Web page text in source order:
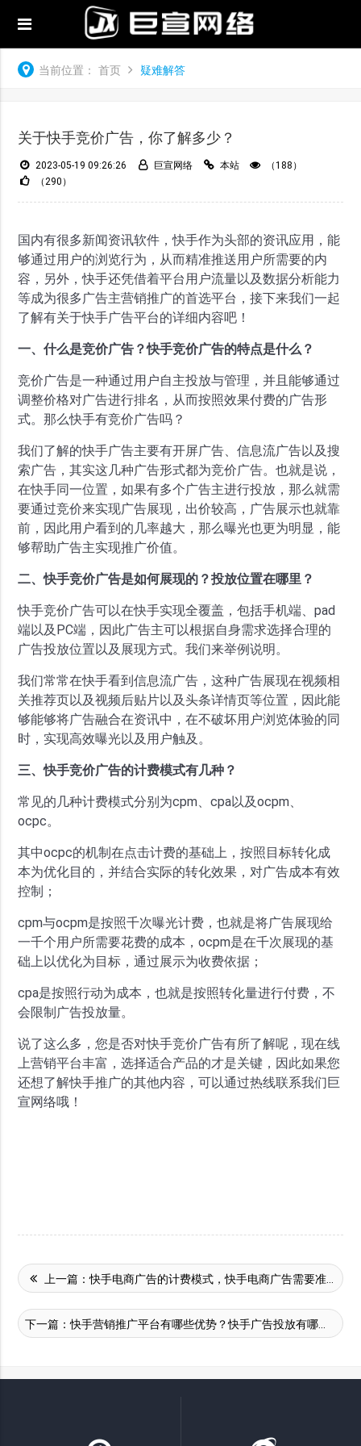
当前位置： 首页 疑难解答
关于快手竞价广告，你了解多少？
2023-05-19 09:26:26 巨宣网络 本站
（188）
（290）
国内有很多新闻资讯软件，快手作为头部的资讯应用，能
够通过用户的浏览行为，从而精准推送用户所需要的内
容，另外，快手还凭借着平台用户流量以及数据分析能力
等成为很多广告主营销推广的首选平台，接下来我们一起
了解有关于快手广告平台的详细内容吧！
一、什么是竞价广告？快手竞价广告的特点是什么？
竞价广告是一种通过用户自主投放与管理，并且能够通过
调整价格对广告进行排名，从而按照效果付费的广告形
式。那么快手有竞价广告吗？
我们了解的快手广告主要有开屏广告、信息流广告以及搜
索广告，其实这几种广告形式都为竞价广告。也就是说，
在快手同一位置，如果有多个广告主进行投放，那么就需
要通过竞价来实现广告展现，出价较高，广告展示也就靠
前，因此用户看到的几率越大，那么曝光也更为明显，能
够帮助广告主实现推广价值。
二、快手竞价广告是如何展现的？投放位置在哪里？
快手竞价广告可以在快手实现全覆盖，包括手机端、pad
端以及PC端，因此广告主可以根据自身需求选择合理的
广告投放位置以及展现方式。我们来举例说明。
我们常常在快手看到信息流广告，这种广告展现在视频相
关推荐页以及视频后贴片以及头条详情页等位置，因此能
够能够将广告融合在资讯中，在不破坏用户浏览体验的同
时，实现高效曝光以及用户触及。
三、快手竞价广告的计费模式有几种？
常见的几种计费模式分别为cpm、cpa以及ocpm、
ocpc。
其中ocpc的机制在点击计费的基础上，按照目标转化成
本为优化目的，并结合实际的转化效果，对广告成本有效
控制；
cpm与ocpm是按照千次曝光计费，也就是将广告展现给
一千个用户所需要花费的成本，ocpm是在千次展现的基
础上以优化为目标，通过展示为收费依据；
cpa是按照行动为成本，也就是按照转化量进行付费，不
会限制广告投放量。
说了这么多，您是否对快手竞价广告有所了解呢，现在线
上营销平台丰富，选择适合产品的才是关键，因此如果您
还想了解快手推广的其他内容，可以通过热线联系我们巨
宣网络哦！
上一篇：快手电商广告的计费模式，快手电商广告需要准备哪些内容？
下一篇：快手营销推广平台有哪些优势？快手广告投放有哪些注意事项？